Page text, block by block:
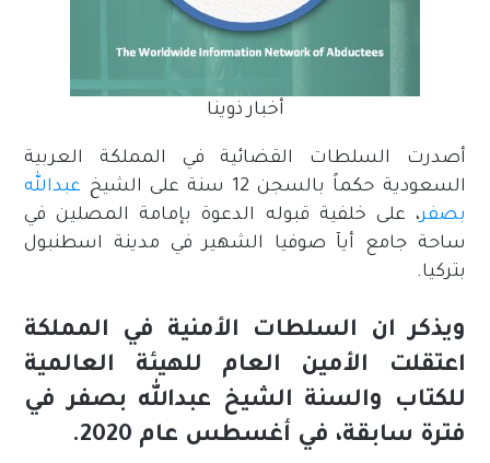
أخبار ذوينا
أصدرت السلطات القضائية في المملكة العربية
السعودية حكماً بالسجن 12 سنة على الشيخ
عبدالله
بصفر، على خلفية قبوله الدعوة بإمامة المصلين في
ساحة جامع أيآ صوفيا الشهير في مدينة اسطنبول
بتركيا.
ويذكر ان السلطات الأمنية في المملكة
اعتقلت الأمين العام للهيئة العالمية
للكتاب والسنة الشيخ عبدالله بصفر في
فترة سابقة، في أغسطس عام 2020.